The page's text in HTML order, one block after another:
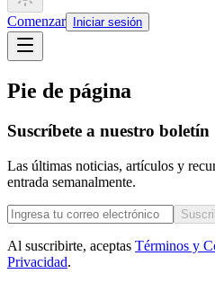
Comenzar Iniciar sesión
Pie de página
Suscríbete a nuestro boletín
Las últimas noticias, artículos y
entrada semanalmente.
Al suscribirte, aceptas Términos y
Privacidad.